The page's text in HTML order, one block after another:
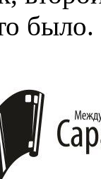
было.